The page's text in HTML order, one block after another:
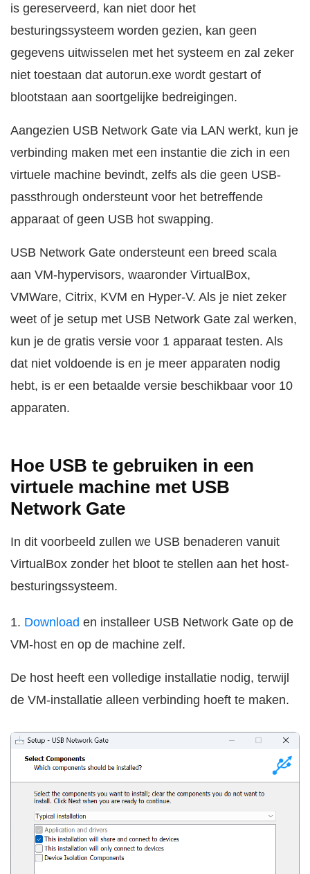
is gereserveerd, kan niet door het
besturingssysteem worden gezien, kan geen
gegevens uitwisselen met het systeem en zal zeker
niet toestaan dat autorun.exe wordt gestart of
blootstaan aan soortgelijke bedreigingen.
Aangezien USB Network Gate via LAN werkt, kun je
verbinding maken met een instantie die zich in een
virtuele machine bevindt, zelfs als die geen USB-
passthrough ondersteunt voor het betreffende
apparaat of geen USB hot swapping.
USB Network Gate ondersteunt een breed scala
aan VM-hypervisors, waaronder VirtualBox,
VMWare, Citrix, KVM en Hyper-V. Als je niet zeker
weet of je setup met USB Network Gate zal werken,
kun je de gratis versie voor 1 apparaat testen. Als
dat niet voldoende is en je meer apparaten nodig
hebt, is er een betaalde versie beschikbaar voor 10
apparaten.
Hoe USB te gebruiken in een
virtuele machine met USB
Network Gate
In dit voorbeeld zullen we USB benaderen vanuit
VirtualBox zonder het bloot te stellen aan het host-
besturingssysteem.
1. Download en installeer USB Network Gate op de
VM-host en op de machine zelf.
De host heeft een volledige installatie nodig, terwijl
de VM-installatie alleen verbinding hoeft te maken.